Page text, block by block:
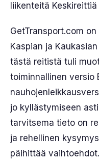
liikenteitä
GetTransport.com
Kaspian ja
tästä reitistä tuli
toiminnallinen versio
jo kyllästymiseen
tarvitsema tieto on
ja rehellinen
päihittää